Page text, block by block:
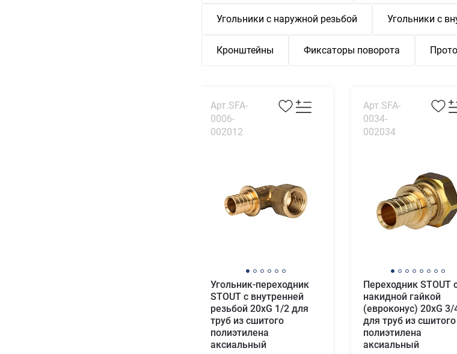
Угольники с наружной резьбой Угольники с
Кронштейны Фиксаторы поворота
Арт.SFA-
0006-
002012
Угольник-переходник
STOUT с внутренней
резьбой 20xG 1/2 для
труб из сшитого
полиэтилена
аксиальный
Арт.SFA-
0034-
002034
Переходник STOUT
накидной гайкой
(евроконус) 20xG 3/
для труб из сшитого
полиэтилена
аксиальный